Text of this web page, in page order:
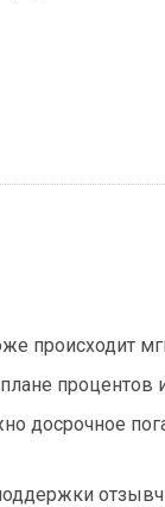
происходит
процентов
досрочное